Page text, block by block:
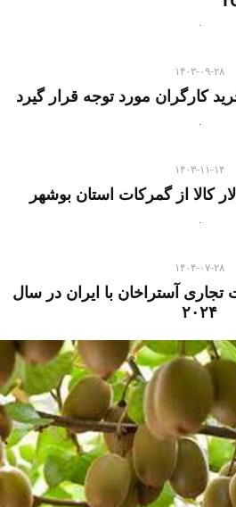
۱۴۰۳-۰۹-۲۸
کارگران مورد توجه قرار گیرد
۱۴۰۳-۱۱-۱۴
۱۴۰۴-۰۷-۲۸
تجاری آستراخان با ایران در سال
۲۰۲۴